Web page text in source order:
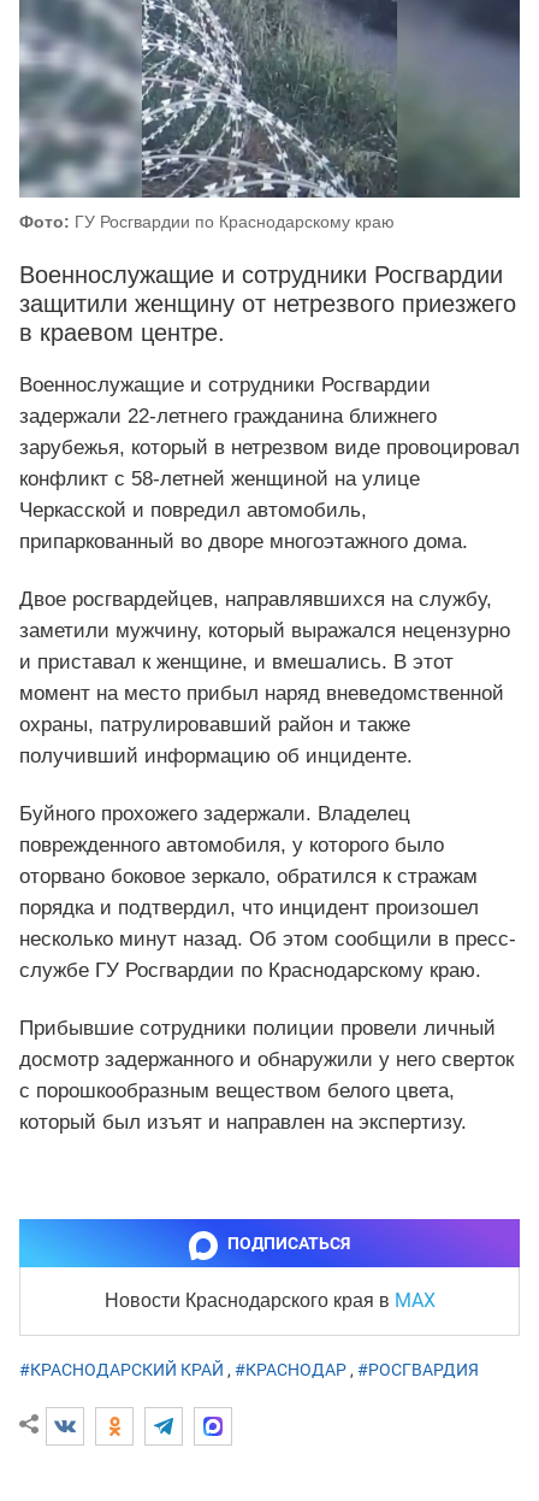
Фото: ГУ Росгвардии по Краснодарскому краю
Военнослужащие и сотрудники Росгвардии
защитили женщину от нетрезвого приезжего
в краевом центре.
Военнослужащие и сотрудники Росгвардии
задержали 22-летнего гражданина ближнего
зарубежья, который в нетрезвом виде провоцировал
конфликт с 58-летней женщиной на улице
Черкасской и повредил автомобиль,
припаркованный во дворе многоэтажного дома.
Двое росгвардейцев, направлявшихся на службу,
заметили мужчину, который выражался нецензурно
и приставал к женщине, и вмешались. В этот
момент на место прибыл наряд вневедомственной
охраны, патрулировавший район и также
получивший информацию об инциденте.
Буйного прохожего задержали. Владелец
поврежденного автомобиля, у которого было
оторвано боковое зеркало, обратился к стражам
порядка и подтвердил, что инцидент произошел
несколько минут назад. Об этом сообщили в пресс-
службе ГУ Росгвардии по Краснодарскому краю.
Прибывшие сотрудники полиции провели личный
досмотр задержанного и обнаружили у него сверток
с порошкообразным веществом белого цвета,
который был изъят и направлен на экспертизу.
ПОДПИСАТЬСЯ
Новости Краснодарского края в MAX
#КРАСНОДАРСКИЙ КРАЙ , #КРАСНОДАР, #РОСГВАРДИЯ